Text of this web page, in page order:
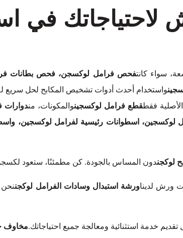
لاحتياجاتك في
سواء كانتفحص فرامل لوكسجن، فحص بطانات
واستخدام أحدث أدوات تشخيص المكابح لحل سريع
فقطقطع فرامل لوكسجينوالمكونات، مندوارات
اسطوانات رئيسية لفرامل لوكسجين،
لوكجندون المساس بالجودة. كن مطمئنًا، ستعود
ورش لديناورشة استبدال وسادات الفرامل لوكجننحن
تقديم خدمة استثنائية ومعالجة جميع احتياجاتك.مخاوف